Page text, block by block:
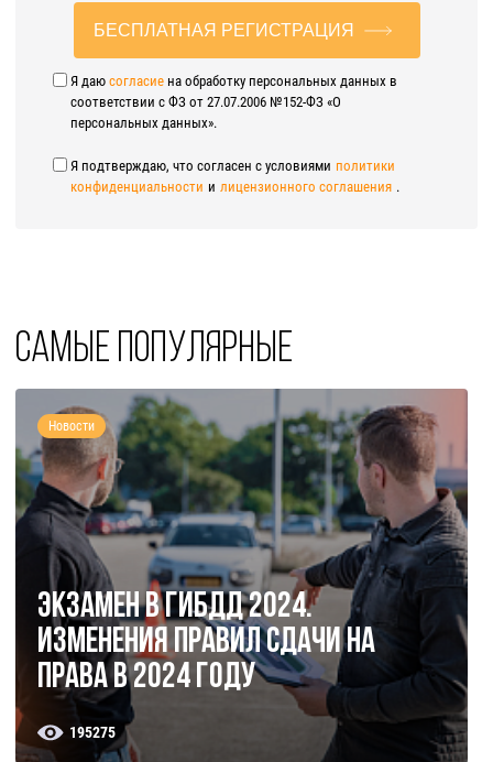
БЕСПЛАТНАЯ РЕГИСТРАЦИЯ
Я даю согласие на обработку персональных данных в
соответствии с ФЗ от 27.07.2006 №152-ФЗ «О
персональных данных».
Я подтверждаю, что согласен с условиями политики
конфиденциальности и лицензионного соглашения .
Самые популярные
Новости
Экзамен в ГИБДД 2024.
Изменения правил сдачи на
права в 2024 году
195275